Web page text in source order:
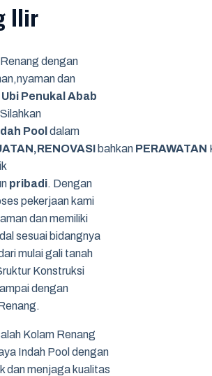
Ilir
dengan
dan
Penukal Abab
Pool dalam
bahkan PERAWATAN
pribadi. Dengan
pekerjaan kami
dan memiliki
sesuai bidangnya
mulai gali tanah
Konstruksi
dengan
Kolam Renang
Indah Pool dengan
dan menjaga kualitas